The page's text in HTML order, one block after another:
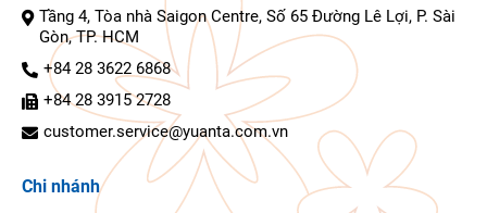
Tầng 4, Tòa nhà Saigon Centre, Số 65 Đường Lê Lợi, P. Sài
Gòn, TP. HCM
+84 28 3622 6868
+84 28 3915 2728
customer.service@yuanta.com.vn
Chi nhánh